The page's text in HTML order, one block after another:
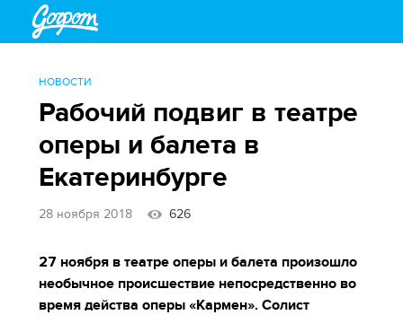
НОВОСТИ
Рабочий подвиг в театре
оперы и балета в
Екатеринбурге
28 ноября 2018 626
27 ноября в театре оперы и балета произошло
необычное происшествие непосредственно во
время действа оперы «Кармен». Солист